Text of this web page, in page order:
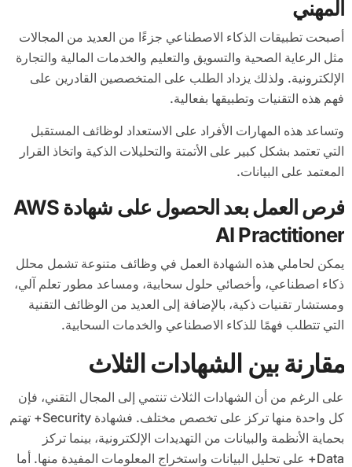
المهني
أصبحت تطبيقات الذكاء الاصطناعي جزءًا من العديد من المجالات
مثل الرعاية الصحية والتسويق والتعليم والخدمات المالية والتجارة
الإلكترونية. ولذلك يزداد الطلب على المتخصصين القادرين على
فهم هذه التقنيات وتطبيقها بفعالية.
وتساعد هذه المهارات الأفراد على الاستعداد لوظائف المستقبل
التي تعتمد بشكل كبير على الأتمتة والتحليلات الذكية واتخاذ القرار
المعتمد على البيانات.
فرص العمل بعد الحصول على شهادة AWS
AI Practitioner
يمكن لحاملي هذه الشهادة العمل في وظائف متنوعة تشمل محلل
ذكاء اصطناعي، وأخصائي حلول سحابية، ومساعد مطور تعلم آلي،
ومستشار تقنيات ذكية، بالإضافة إلى العديد من الوظائف التقنية
التي تتطلب فهمًا للذكاء الاصطناعي والخدمات السحابية.
مقارنة بين الشهادات الثلاث
على الرغم من أن الشهادات الثلاث تنتمي إلى المجال التقني، فإن
كل واحدة منها تركز على تخصص مختلف. فشهادة Security+ تهتم
بحماية الأنظمة والبيانات من التهديدات الإلكترونية، بينما تركز
Data+ على تحليل البيانات واستخراج المعلومات المفيدة منها. أما